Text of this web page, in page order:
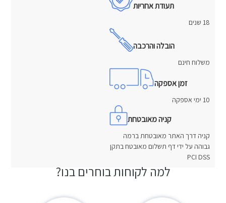
תעודת אחריות
18 שנים
הובלה והרכבה
משלוח חינם
זמן אספקה
10 ימי אספקה
קניה מאובטחת
קניה דרך האתר מאובטחת ברמה
גבוהה על ידי דף תשלום מאובטח בתקן
PCI DSS
למה לקוחות בוחרים בנו?